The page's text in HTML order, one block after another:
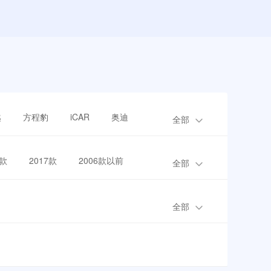
方程豹 iCAR 奥迪 全部
2017款 2006款以前 全部
全部